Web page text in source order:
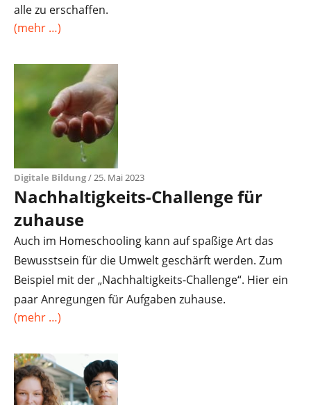
alle zu erschaffen.
(mehr …)
Digitale Bildung/ 25. Mai 2023
Nachhaltigkeits-Challenge für
zuhause
Auch im Homeschooling kann auf spaßige Art das
Bewusstsein für die Umwelt geschärft werden. Zum
Beispiel mit der „Nachhaltigkeits-Challenge“. Hier ein
paar Anregungen für Aufgaben zuhause.
(mehr …)